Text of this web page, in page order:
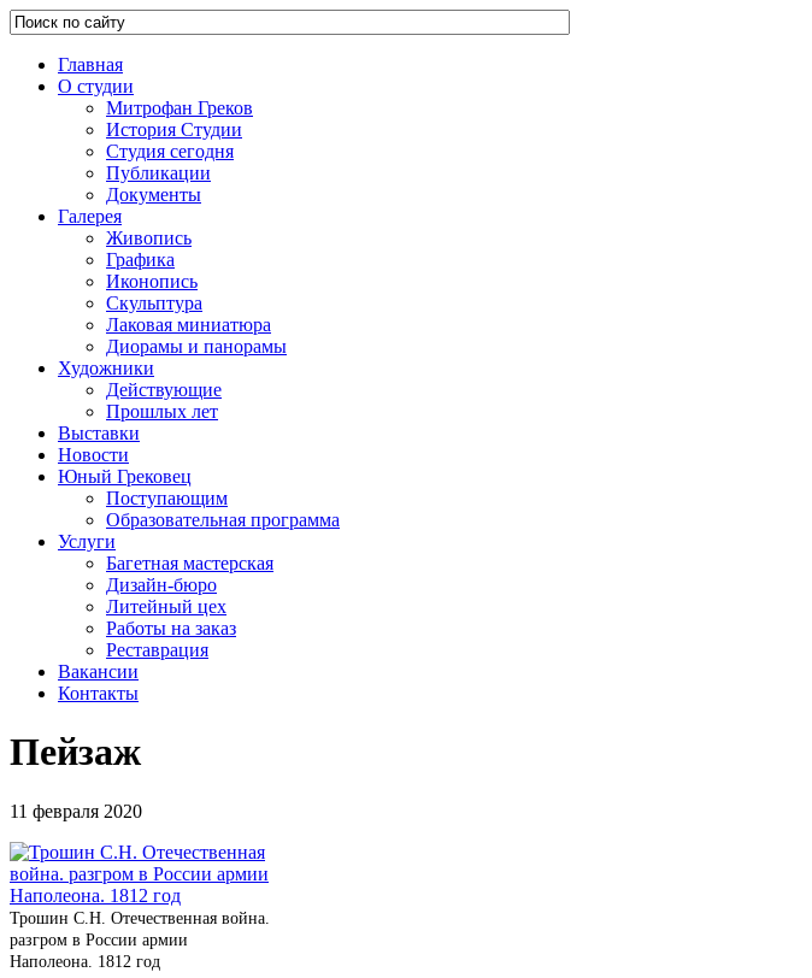
Главная
О студии
Митрофан Греков
История Студии
Студия сегодня
Публикации
Документы
Галерея
Живопись
Графика
Иконопись
Скульптура
Лаковая миниатюра
Диорамы и панорамы
Художники
Действующие
Прошлых лет
Выставки
Новости
Юный Грековец
Поступающим
Образовательная программа
Услуги
Багетная мастерская
Дизайн-бюро
Литейный цех
Работы на заказ
Реставрация
Вакансии
Контакты
Пейзаж
11 февраля 2020
Трошин С.Н. Отечественная война.
разгром в России армии
Наполеона. 1812 год